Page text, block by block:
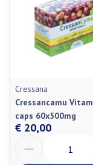
Cressana
Cressancamu
caps 60x500mg
€ 20,00